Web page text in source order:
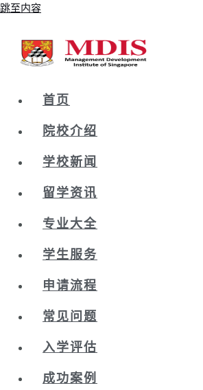
跳至内容
首页
院校介绍
学校新闻
留学资讯
专业大全
学生服务
申请流程
常见问题
入学评估
成功案例